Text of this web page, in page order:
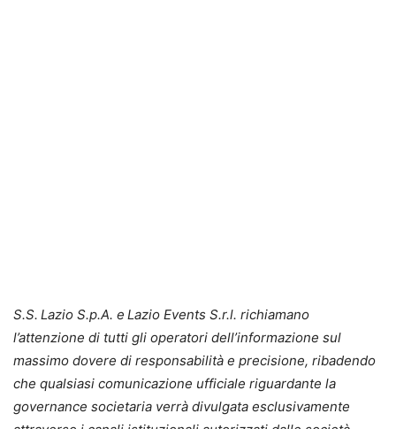
S.S. Lazio S.p.A. e Lazio Events S.r.l. richiamano
l’attenzione di tutti gli operatori dell’informazione sul
massimo dovere di responsabilità e precisione, ribadendo
che qualsiasi comunicazione ufficiale riguardante la
governance societaria verrà divulgata esclusivamente